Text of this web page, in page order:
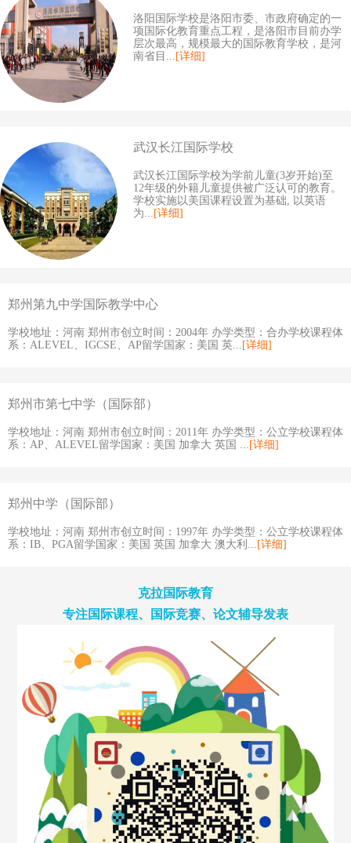
洛阳国际学校是洛阳市委、市政府确定的一
项国际化教育重点工程，是洛阳市目前办学
层次最高，规模最大的国际教育学校，是河
南省目...
[详细]
武汉长江国际学校
武汉长江国际学校为学前儿童(3岁开始)至
12年级的外籍儿童提供被广泛认可的教育。
学校实施以美国课程设置为基础, 以英语
为...
[详细]
郑州第九中学国际教学中心
学校地址：河南 郑州市创立时间：2004年 办学类型：合办学校课程体
系：ALEVEL、IGCSE、AP留学国家：美国 英...
[详细]
郑州市第七中学（国际部）
学校地址：河南 郑州市创立时间：2011年 办学类型：公立学校课程体
系：AP、ALEVEL留学国家：美国 加拿大 英国 ...
[详细]
郑州中学（国际部）
学校地址：河南 郑州市创立时间：1997年 办学类型：公立学校课程体
系：IB、PGA留学国家：美国 英国 加拿大 澳大利...
[详细]
克拉国际教育
专注国际课程、国际竞赛、论文辅导发表